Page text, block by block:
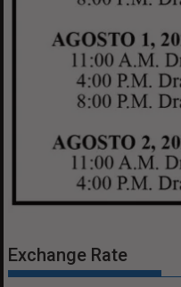
Exchange Rate